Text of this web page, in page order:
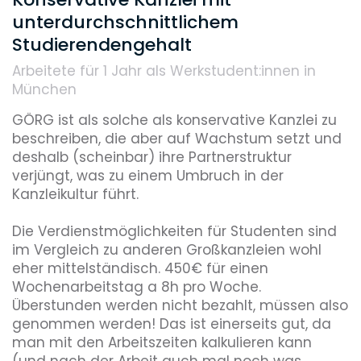
Home Office Networking-Events
Weiterbildungsmöglichkeiten
Reputation
Diversity
Umweltbewusstsein
Benefits, die dieser Arbeitgeber bietet
Jobticket
unterdurchschnittlichem
Studierendengehalt
Arbeitete für 1 Jahr als Werkstudent:innen in
München
GÖRG ist als solche als konservative Kanzlei zu
beschreiben, die aber auf Wachstum setzt und
deshalb (scheinbar) ihre Partnerstruktur
verjüngt, was zu einem Umbruch in der
Kanzleikultur führt.
Die Verdienstmöglichkeiten für Studenten sind
im Vergleich zu anderen Großkanzleien wohl
eher mittelständisch. 450€ für einen
Wochenarbeitstag a 8h pro Woche.
Überstunden werden nicht bezahlt, müssen also
genommen werden! Das ist einerseits gut, da
man mit den Arbeitszeiten kalkulieren kann